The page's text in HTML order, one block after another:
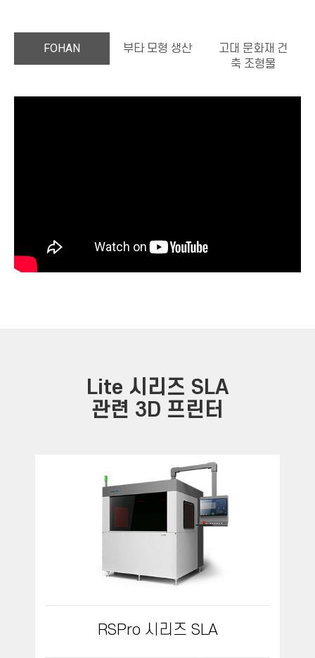
FOHAN 부타 모형 생산
고대 문화재 건
축 조형물
Lite 시리즈 SLA
관련 3D 프린터
RSPro 시리즈 SLA